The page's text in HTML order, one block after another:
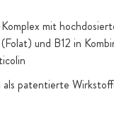
mit
und B12 in
patentierte